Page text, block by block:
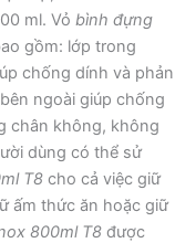
ml. Vỏ bình đựng
gồm: lớp trong
chống dính và phản
ngoài giúp chống
chân không, không
dùng có thể sử
T8 cho cả việc giữ
ấm thức ăn hoặc giữ
800ml T8 được